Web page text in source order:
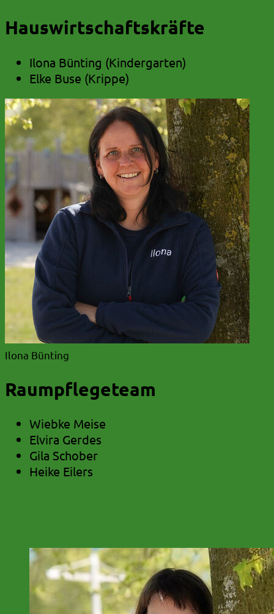
Hauswirtschaftskräfte
Ilona Bünting (Kindergarten)
Elke Buse (Krippe)
Ilona Bünting
Raumpflegeteam
Wiebke Meise
Elvira Gerdes
Gila Schober
Heike Eilers